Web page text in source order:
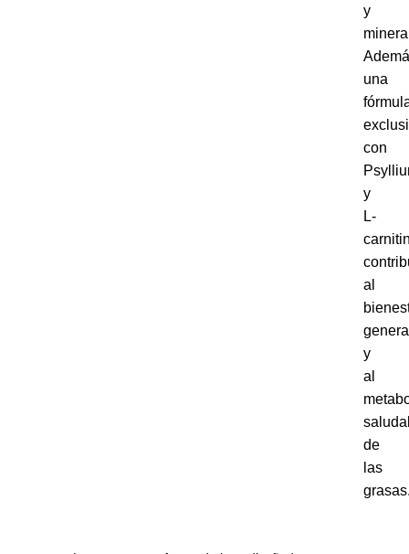
y
una
con
y
L-
al
y
al
de
las